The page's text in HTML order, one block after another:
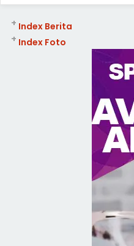
Index Berita
+
Index Foto
+